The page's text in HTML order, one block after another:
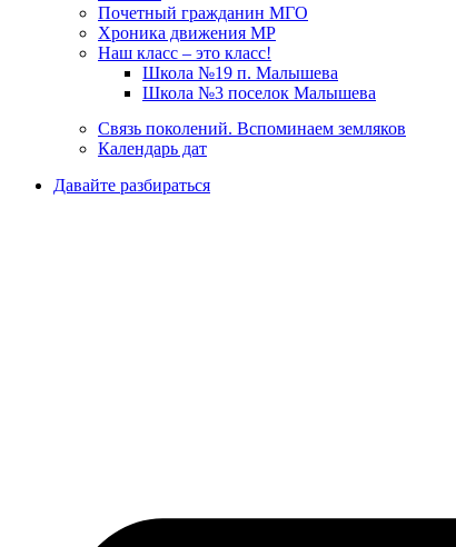
Почетный гражданин МГО
Хроника движения МР
Наш класс – это класс!
Школа №19 п. Малышева
Школа №3 поселок Малышева
Связь поколений. Вспоминаем земляков
Календарь дат
Давайте разбираться